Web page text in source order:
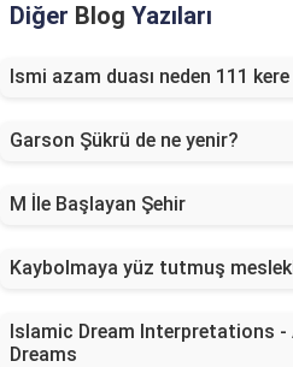
Diğer Blog Yazıları
Ismi azam duası neden 111
Garson Şükrü de ne yenir?
M İle Başlayan Şehir
Kaybolmaya yüz tutmuş
Islamic Dream Interpretations
Dreams